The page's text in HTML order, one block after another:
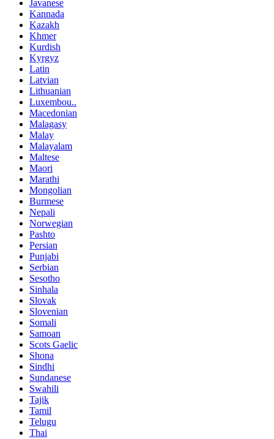
Javanese
Kannada
Kazakh
Khmer
Kurdish
Kyrgyz
Latin
Latvian
Lithuanian
Luxembou..
Macedonian
Malagasy
Malay
Malayalam
Maltese
Maori
Marathi
Mongolian
Burmese
Nepali
Norwegian
Pashto
Persian
Punjabi
Serbian
Sesotho
Sinhala
Slovak
Slovenian
Somali
Samoan
Scots Gaelic
Shona
Sindhi
Sundanese
Swahili
Tajik
Tamil
Telugu
Thai